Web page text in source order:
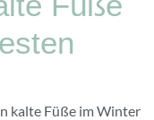
kalte Füße im Winter